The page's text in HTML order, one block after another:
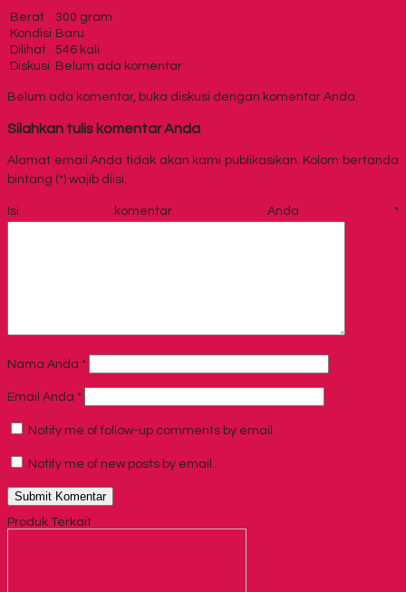
Berat
300 gram
Kondisi Baru
Dilihat
546 kali
Diskusi
Belum ada komentar
Belum ada komentar, buka diskusi dengan komentar Anda.
Silahkan tulis komentar Anda
Alamat email Anda tidak akan kami publikasikan. Kolom bertanda
bintang (*) wajib diisi.
Isi komentar Anda *
Nama Anda *
Email Anda *
Notify me of follow-up comments by email.
Notify me of new posts by email.
Produk Terkait